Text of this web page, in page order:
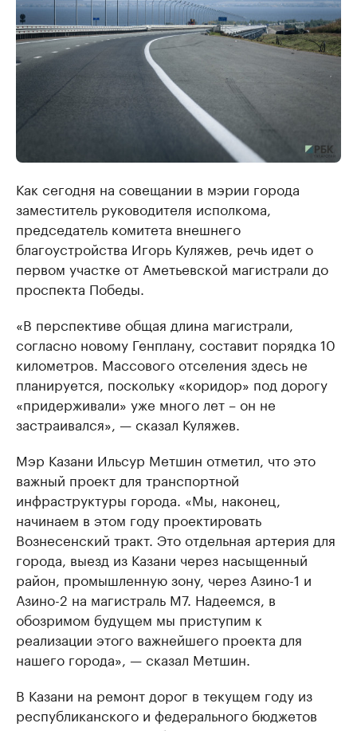
Как сегодня на совещании в мэрии города
заместитель руководителя исполкома,
председатель комитета внешнего
благоустройства Игорь Куляжев, речь идет о
первом участке от Аметьевской магистрали до
проспекта Победы.
«В перспективе общая длина магистрали,
согласно новому Генплану, составит порядка 10
километров. Массового отселения здесь не
планируется, поскольку «коридор» под дорогу
«придерживали» уже много лет – он не
застраивался», — сказал Куляжев.
Мэр Казани Ильсур Метшин отметил, что это
важный проект для транспортной
инфраструктуры города. «Мы, наконец,
начинаем в этом году проектировать
Вознесенский тракт. Это отдельная артерия для
города, выезд из Казани через насыщенный
район, промышленную зону, через Азино-1 и
Азино-2 на магистраль М7. Надеемся, в
обозримом будущем мы приступим к
реализации этого важнейшего проекта для
нашего города», — сказал Метшин.
В Казани на ремонт дорог в текущем году из
республиканского и федерального бюджетов